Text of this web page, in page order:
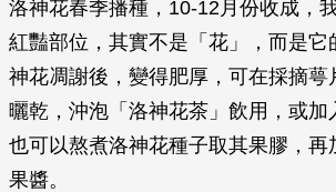
洛神花春季播種，10-12月份收成，
紅豔部位，其實不是「花」，而是它
神花凋謝後，變得肥厚，可在採摘萼
曬乾，沖泡「洛神花茶」飲用，或加
也可以熬煮洛神花種子取其果膠，再
果醬。